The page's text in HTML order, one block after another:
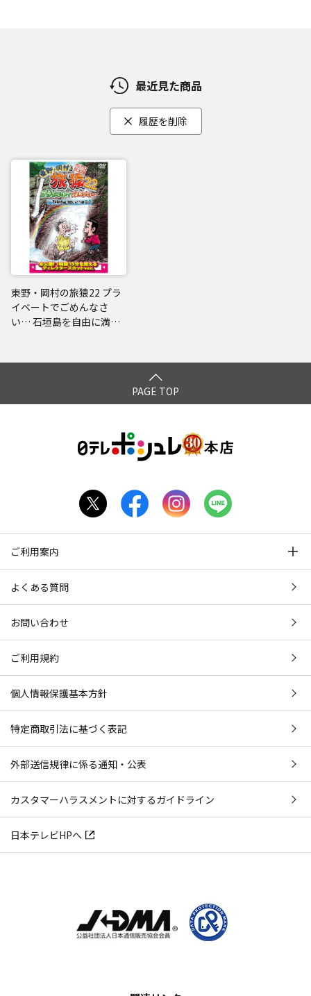
最近見た商品
履歴を削除
東野・岡村の旅猿22 プラ
イベートでごめんなさ
い… 石垣島を自由に満喫
PAGE TOP
ご利用案内
よくある質問
お問い合わせ
ご利用規約
個人情報保護基本方針
特定商取引法に基づく表記
外部送信規律に係る通知・公表
カスタマーハラスメントに対するガイドライン
日本テレビHPへ